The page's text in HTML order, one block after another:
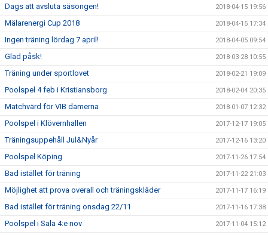
Dags att avsluta säsongen! 2018-04-15 19:56
Mälarenergi Cup 2018 2018-04-15 17:34
Ingen träning lördag 7 april! 2018-04-05 09:54
Glad påsk! 2018-03-28 10:55
Träning under sportlovet 2018-02-21 19:09
Poolspel 4 feb i Kristiansborg 2018-02-04 20:35
Matchvärd för VIB damerna 2018-01-07 12:32
Poolspel i Klövernhallen 2017-12-17 19:05
Träningsuppehåll Jul&Nyår 2017-12-16 13:20
Poolspel Köping 2017-11-26 17:54
Bad istället för träning 2017-11-22 21:03
Möjlighet att prova overall och träningskläder 2017-11-17 16:19
Bad istället för träning onsdag 22/11 2017-11-16 17:38
Poolspel i Sala 4:e nov 2017-11-04 15:12